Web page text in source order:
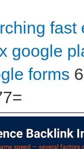
fast
google
forms